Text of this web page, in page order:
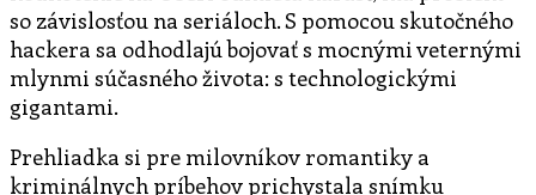
so závislosťou na seriáloch. S pomocou skutočného
hackera sa odhodlajú bojovať s mocnými veternými
mlynmi súčasného života: s technologickými
gigantami.
Prehliadka si pre milovníkov romantiky a
kriminálnych príbehov prichystala snímku